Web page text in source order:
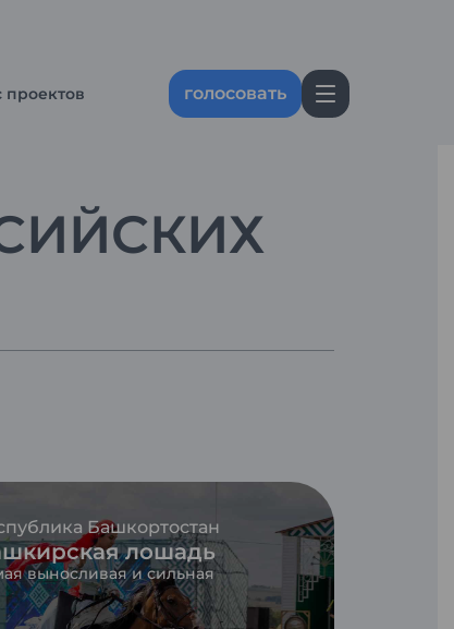
проектов голосовать
Альбом достижений регионов
Башкортостан
лошадь
выносливая и сильная